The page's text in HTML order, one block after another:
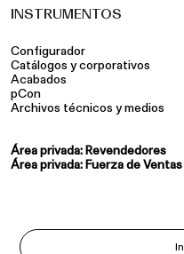
INSTRUMENTOS
Configurador
Catálogos y corporativos
Acabados
pCon
Archivos técnicos y medios
Área privada: Revendedores
Área privada: Fuerza de Ventas